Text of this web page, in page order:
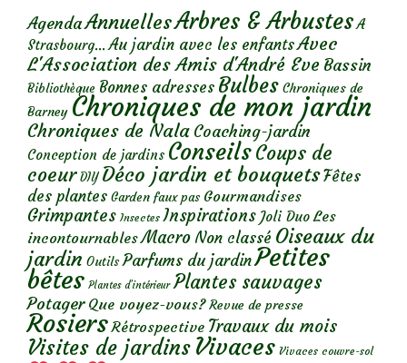
AgendaAnnuellesArbres & Arbustes A
Strasbourg... Au jardin avec les enfantsAvec
L'Association des Amis d'André Eve Bassin
Bibliothèque Bonnes adresses Bulbes Chroniques de
Barney Chroniques de mon jardin
Chroniques de Nala Coaching-jardin
Conception de jardins ConseilsCoups de
coeur DIY Déco jardin et bouquetsFêtes
des plantes Garden faux pas Gourmandises
Grimpantes Insectes Inspirations Joli Duo Les
incontournables Macro Non classé Oiseaux du
jardin Outils Parfums du jardinPetites
bêtes Plantes d’intérieur Plantes sauvages
Potager Que voyez-vous? Revue de presse
Rosiers Rétrospective Travaux du mois
Visites de jardins Vivaces Vivaces couvre-sol